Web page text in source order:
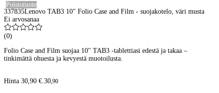
Poistotuote
337835Lenovo TAB3 10" Folio Case and Film - suojakotelo, väri musta
Ei arvosanaa
(0)
Folio Case and Film suojaa 10" TAB3 -tablettiasi edestä ja takaa –
tinkimättä ohuesta ja kevyestä muotoilusta.
Hinta 30,90 €. 30,90